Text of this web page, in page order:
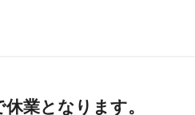
業となります。